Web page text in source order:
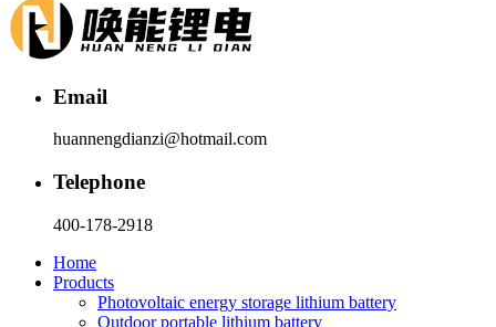
Email
huannengdianzi@hotmail.com
Telephone
400-178-2918
Home
Products
Photovoltaic energy storage lithium battery
Outdoor portable lithium battery